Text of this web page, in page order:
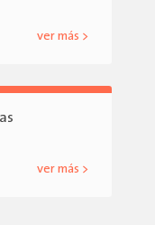
ver más >
ver más >